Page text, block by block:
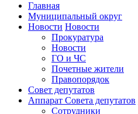
Главная
Муниципальный округ
Новости Новости
Прокуратура
Новости
ГО и ЧС
Почетные жители
Правопорядок
Совет депутатов
Аппарат Совета депутатов
Сотрудники